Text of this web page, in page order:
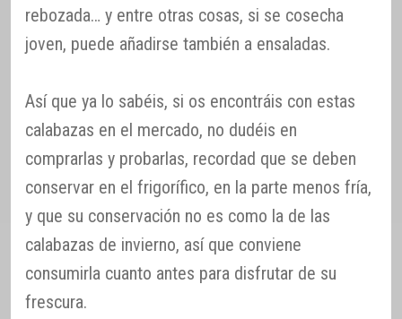
rebozada… y entre otras cosas, si se cosecha
joven, puede añadirse también a ensaladas.
Así que ya lo sabéis, si os encontráis con estas
calabazas en el mercado, no dudéis en
comprarlas y probarlas, recordad que se deben
conservar en el frigorífico, en la parte menos fría,
y que su conservación no es como la de las
calabazas de invierno, así que conviene
consumirla cuanto antes para disfrutar de su
frescura.